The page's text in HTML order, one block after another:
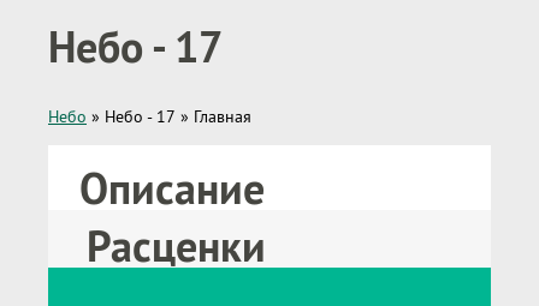
Небо - 17
Небо » Небо - 17 » Главная
Описание
Расценки